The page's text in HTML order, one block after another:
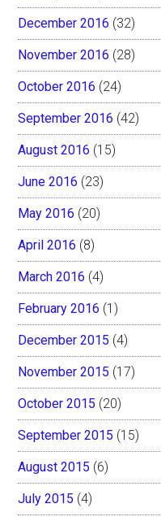
December 2016 (32)
November 2016 (28)
October 2016 (24)
September 2016 (42)
August 2016 (15)
June 2016 (23)
May 2016 (20)
April 2016 (8)
March 2016 (4)
February 2016 (1)
December 2015 (4)
November 2015 (17)
October 2015 (20)
September 2015 (15)
August 2015 (6)
July 2015 (4)